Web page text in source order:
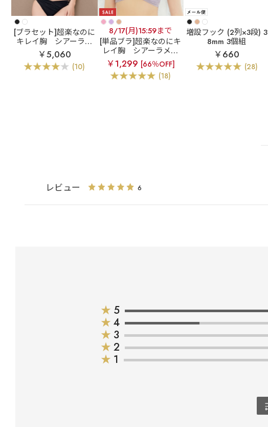
[ブラセット]超楽なのに
キレイ胸
シアーラメ
チュール aimerfeel楽
ブラ(R) ブラジャー&シ
ョーツ
￥5,060
(10)
8/17(月)15:59まで
[単品ブラ]超楽なのにキ
レイ胸
シアーラメチ
ュール aimerfeel楽ブ
ラ(R) 単品ブラジャー
￥1,299 [66％OFF]
(18)
増設フック (2列×3段) 3
8mm 3個組
￥660
(28)
レビュー 6
★ 5
★ 4
★ 3
★ 2
★ 1